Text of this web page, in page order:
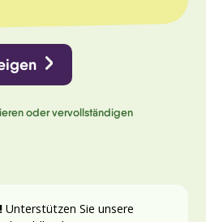
oder vervollständigen
Unterstützen Sie unsere